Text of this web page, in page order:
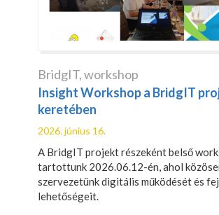
BridgIT,workshop
Insight Workshop a BridgIT
keretében
2026. június 16.
A BridgIT projekt részeként belső
tartottunk 2026.06.12-én, ahol
szervezetünk digitális működését és
lehetőségeit.